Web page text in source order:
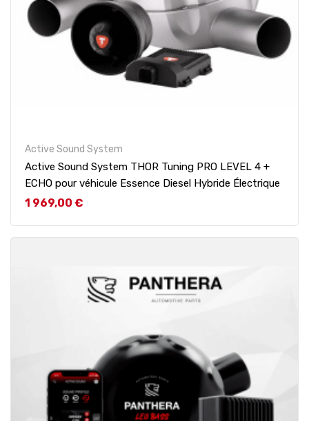
Active Sound System
Active Sound System THOR Tuning PRO LEVEL 4 +
ECHO pour véhicule Essence Diesel Hybride Électrique
Prix
1 969,00 €